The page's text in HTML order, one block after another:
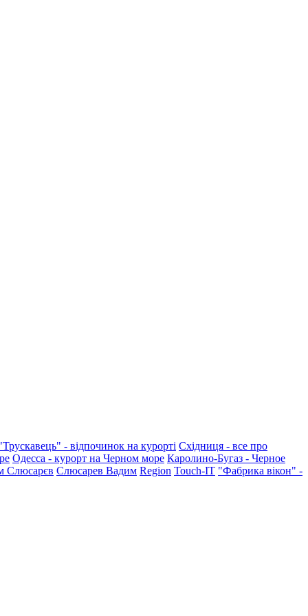
- відпочинок на курорті Східниця - все про
Одесса - курорт на Черном море Каролино-Бугаз - Черное
Слюсарєв Слюсарев Вадим Region Touch-IT "Фабрика вікон" -